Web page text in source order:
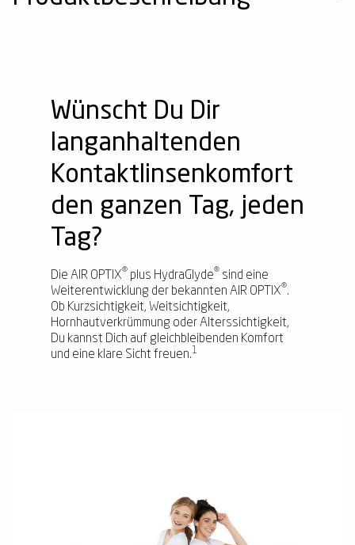
Wünscht Du Dir
langanhaltenden
Kontaktlinsenkomfort
den ganzen Tag, jeden
Tag?
Die AIR OPTIX® plus HydraGlyde® sind eine
Weiterentwicklung der bekannten AIR OPTIX®.
Ob Kurzsichtigkeit, Weitsichtigkeit,
Hornhautverkrümmung oder Alterssichtigkeit,
Du kannst Dich auf gleichbleibenden Komfort
und eine klare Sicht freuen.1